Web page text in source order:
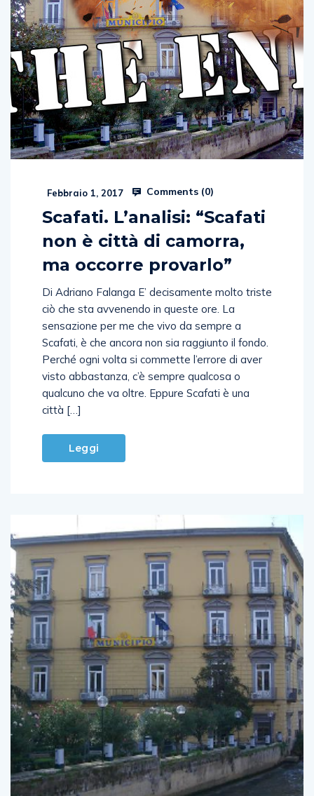
Febbraio 1, 2017
Scafati. L’analisi: “Scafati
non è città di camorra,
ma occorre provarlo”
Di Adriano Falanga E’ decisamente molto triste
ciò che sta avvenendo in queste ore. La
sensazione per me che vivo da sempre a
Scafati, è che ancora non sia raggiunto il fondo.
Perché ogni volta si commette l’errore di aver
visto abbastanza, c’è sempre qualcosa o
qualcuno che va oltre. Eppure Scafati è una
Leggi